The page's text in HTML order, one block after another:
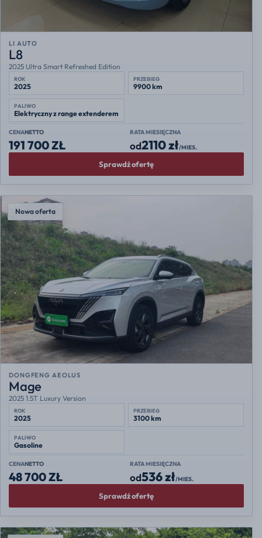
LI AUTO
L8
2025 Ultra Smart Refreshed Edition
ROK
2025
PRZEBIEG
9900 km
PALIWO
Elektryczny z range extenderem
CENANETTO
191 700 ZŁ
RATA MIESIĘCZNA
od2110 zł/MIES.
Sprawdź ofertę
Nowa oferta
DONGFENG AEOLUS
Mage
2025 1.5T Luxury Version
ROK
2025
PRZEBIEG
3100 km
PALIWO
Gasoline
CENANETTO
48 700 ZŁ
RATA MIESIĘCZNA
od536 zł/MIES.
Sprawdź ofertę